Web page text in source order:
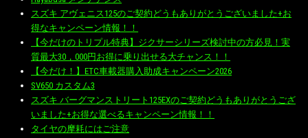
スズキ アヴェニス125のご契約どうもありがとうございました+お
得なキャンペーン情報！！
【今だけのトリプル特典】ジクサーシリーズ検討中の方必見！実
質最大30，000円お得に乗り出せる大チャンス！！
【今だけ！】ETC車載器購入助成キャンペーン2026
SV650 カスタム3
スズキ バーグマンストリート125EXのご契約どうもありがとうござ
いました+お得な選べるキャンペーン情報！！
タイヤの摩耗にはご注意